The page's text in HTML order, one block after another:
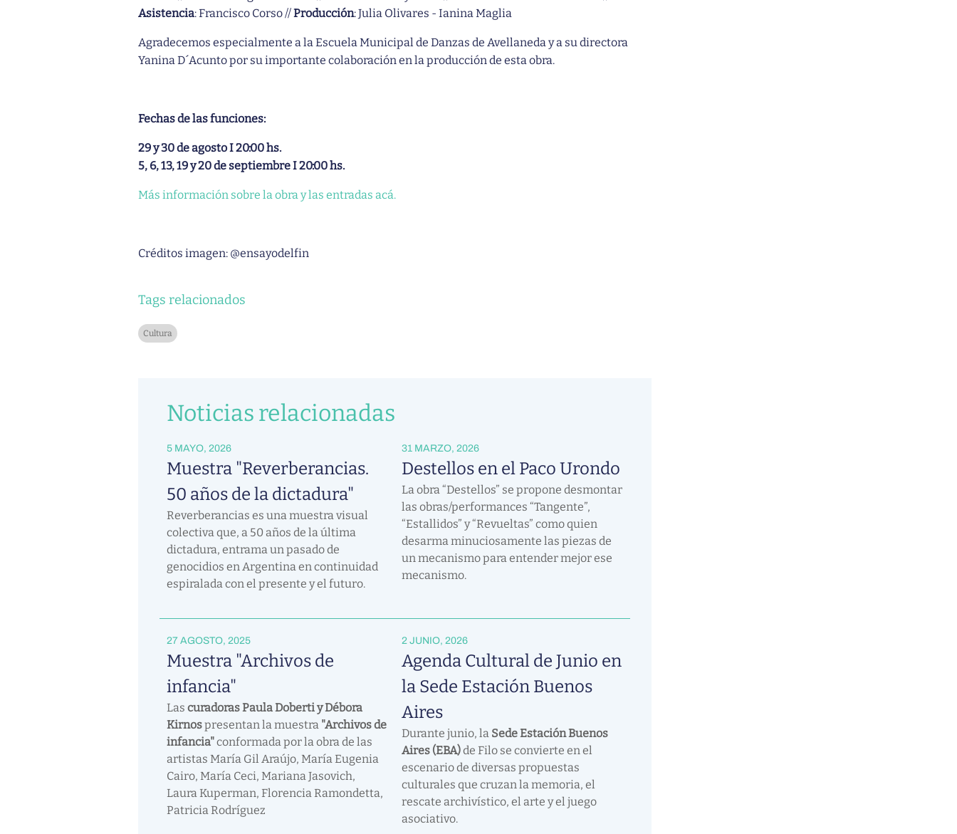
Asistencia: Francisco Corso //Producción: Julia Olivares - Ianina Maglia
Agradecemos especialmente a la Escuela Municipal de Danzas de Avellaneda y a su directora
Yanina D´Acunto por su importante colaboración en la producción de esta obra.
Fechas de las funciones:
29 y 30 de agosto I 20:00 hs.
5, 6, 13, 19 y 20 de septiembre I 20:00 hs.
Más información sobre la obra y las entradas acá.
Créditos imagen: @ensayodelfin
Tags relacionados
Cultura
Noticias relacionadas
5 MAYO, 2026
Muestra "Reverberancias.
50 años de la dictadura"
Reverberancias es una muestra visual
colectiva que, a 50 años de la última
dictadura, entrama un pasado de
genocidios en Argentina en continuidad
espiralada con el presente y el futuro.
31 MARZO, 2026
Destellos en el Paco Urondo
La obra “Destellos” se propone desmontar
las obras/performances “Tangente”,
“Estallidos” y “Revueltas” como quien
desarma minuciosamente las piezas de
un mecanismo para entender mejor ese
mecanismo.
27 AGOSTO, 2025
Muestra "Archivos de
infancia"
Las curadoras Paula Doberti y Débora
Kirnospresentan la muestra "Archivos de
infancia"conformada por la obra de las
artistas María Gil Araújo, María Eugenia
Cairo, María Ceci, Mariana Jasovich,
Laura Kuperman, Florencia Ramondetta,
Patricia Rodríguez
2 JUNIO, 2026
Agenda Cultural de Junio en
la Sede Estación Buenos
Aires
Durante junio, la Sede Estación Buenos
Aires (EBA)de Filo se convierte en el
escenario de diversas propuestas
culturales que cruzan la memoria, el
rescate archivístico, el arte y el juego
asociativo.